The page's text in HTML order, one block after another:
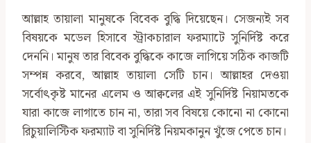
আল্লাহ তায়ালা মানুষকে বিবেক বুদ্ধি দিয়েছেন। সেজন্যই সব
বিষয়কে মডেল হিসাবে স্ট্রাকচারাল ফরম্যাটে সুনির্দিষ্ট করে
দেননি। মানুষ তার বিবেক বুদ্ধিকে কাজে লাগিয়ে সঠিক কাজটি
সম্পন্ন করবে, আল্লাহ তায়ালা সেটি চান। আল্লাহর দেওয়া
সর্বোৎকৃষ্ট মানের এলেম ও আক্বলের এই সুনির্দিষ্ট নিয়ামতকে
যারা কাজে লাগাতে চান না, তারা সব বিষয়ে কোনো না কোনো
রিচুয়ালিস্টিক ফরম্যাট বা সুনির্দিষ্ট নিয়মকানুন খুঁজে পেতে চান।